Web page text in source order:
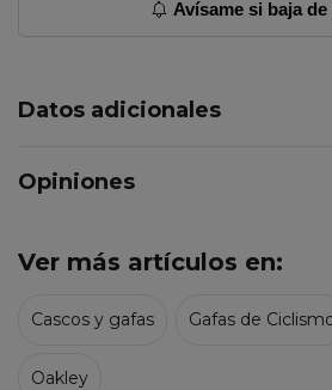
Avísame si baja
Datos adicionales
Opiniones
Ver más artículos en:
Cascos y gafas Gafas de
Oakley